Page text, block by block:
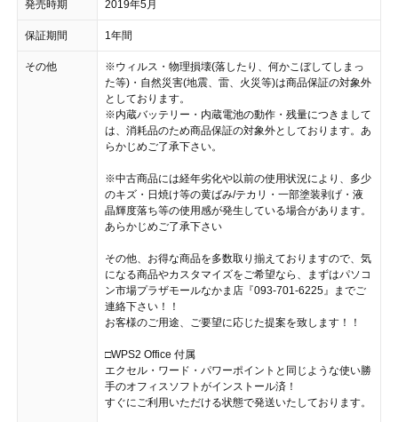
発売時期 2019年5月
保証期間 1年間
その他
※ウィルス・物理損壊(落したり、何かこぼしてしまっ
た等)・自然災害(地震、雷、火災等)は商品保証の対象外
としております。
※内蔵バッテリー・内蔵電池の動作・残量につきまして
は、消耗品のため商品保証の対象外としております。あ
らかじめご了承下さい。
※中古商品には経年劣化や以前の使用状況により、多少
のキズ・日焼け等の黄ばみ/テカリ・一部塗装剥げ・液
晶輝度落ち等の使用感が発生している場合があります。
あらかじめご了承下さい
その他、お得な商品を多数取り揃えておりますので、気
になる商品やカスタマイズをご希望なら、まずはパソコ
ン市場プラザモールなかま店『093-701-6225』までご
連絡下さい！！
お客様のご用途、ご要望に応じた提案を致します！！
□WPS2 Office 付属
エクセル・ワード・パワーポイントと同じような使い勝
手のオフィスソフトがインストール済！
すぐにご利用いただける状態で発送いたしております。